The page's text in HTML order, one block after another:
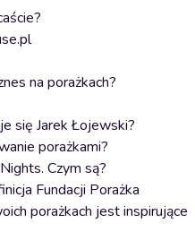
na porażkach?
się Jarek Łojewski?
porażkami?
Czym są?
Fundacji Porażka
porażkach jest inspirujące